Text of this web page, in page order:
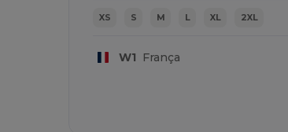
XS S M L XL 2XL
W1 França